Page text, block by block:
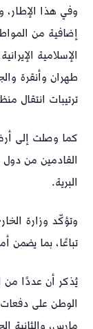
وفي هذا
إضافية من
الإسلامية
طهران وأنقرة
ترتيبات انتقال
كما وصلت إلى
القادمين من دول
البرية.
وتؤكّد وزارة
تباعًا، بما يضمن
يُذكر أن عددًا من